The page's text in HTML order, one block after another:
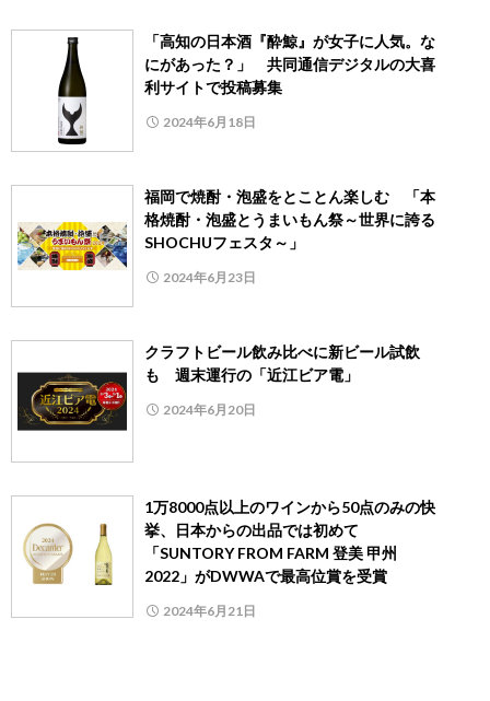
「高知の日本酒『酔鯨』が女子に人気。な
にがあった？」 共同通信デジタルの大喜
利サイトで投稿募集
2024年6月18日
福岡で焼酎・泡盛をとことん楽しむ 「本
格焼酎・泡盛とうまいもん祭～世界に誇る
SHOCHUフェスタ～」
2024年6月23日
クラフトビール飲み比べに新ビール試飲
も 週末運行の「近江ビア電」
2024年6月20日
1万8000点以上のワインから50点のみの快
挙、日本からの出品では初めて
「SUNTORY FROM FARM 登美 甲州
2022」がDWWAで最高位賞を受賞
2024年6月21日